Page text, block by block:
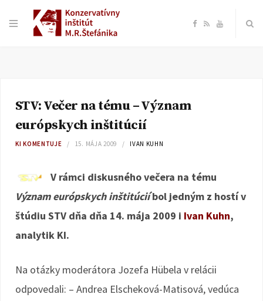
F
o
o
R Y
e
STV: Večer na tému – Význam
európskych inštitúcií
KI KOMENTUJE 15. MÁJA 2009 IVAN KUHN
V rámci diskusného večera na tému
Význam európskych inštitúciíbol jedným z hostí v
štúdiu STV dňa dňa 14. mája 2009 i Ivan Kuhn,
analytik KI.
Na otázky moderátora Jozefa Hübela v relácii
odpovedali: – Andrea Elscheková-Matisová, vedúca